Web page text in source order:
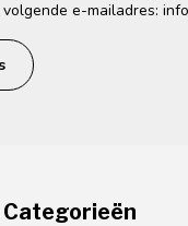
e-mailadres:
Categorieën